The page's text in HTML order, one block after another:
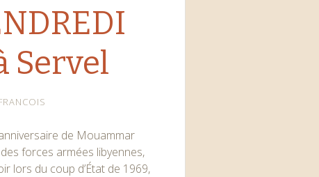
Servel
de Mouammar
forces armées libyennes,
lors du coup d’État de 1969,